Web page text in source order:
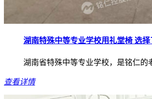
湖南特殊中等专业学校用礼堂椅 选
湖南省特殊中等专业学校，是铭仁
查看详情